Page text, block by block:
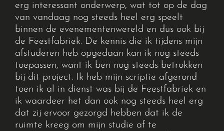
erg interessant onderwerp, wat tot op de dag
van vandaag nog steeds heel erg speelt
binnen de evenementenwereld en dus ook bij
de Feestfabriek. De kennis die ik tijdens mijn
afstuderen heb opgedaan kan ik nog steeds
toepassen, want ik ben nog steeds betrokken
bij dit project. Ik heb mijn scriptie afgerond
toen ik al in dienst was bij de Feestfabriek en
ik waardeer het dan ook nog steeds heel erg
dat zij ervoor gezorgd hebben dat ik de
ruimte kreeg om mijn studie af te